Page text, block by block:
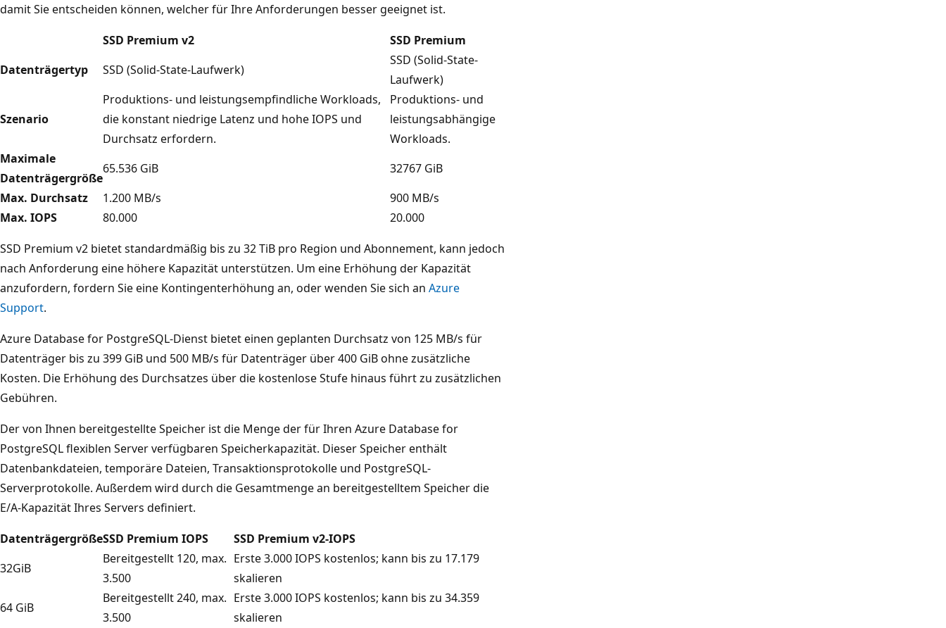
damit Sie entscheiden können, welcher für Ihre Anforderungen besser geeignet ist.
SSD Premium v2
SSD Premium
Datenträgertyp
SSD (Solid-State-Laufwerk)
SSD (Solid-State-
Laufwerk)
Szenario
Produktions- und leistungsempfindliche Workloads,
die konstant niedrige Latenz und hohe IOPS und
Durchsatz erfordern.
Produktions- und
leistungsabhängige
Workloads.
Maximale
Datenträgergröße
65.536 GiB
32767 GiB
Max. Durchsatz
1.200 MB/s
900 MB/s
Max. IOPS
80.000
20.000
SSD Premium v2 bietet standardmäßig bis zu 32 TiB pro Region und Abonnement, kann jedoch
nach Anforderung eine höhere Kapazität unterstützen. Um eine Erhöhung der Kapazität
anzufordern, fordern Sie eine Kontingenterhöhung an, oder wenden Sie sich an Azure
Support.
Azure Database for PostgreSQL-Dienst bietet einen geplanten Durchsatz von 125 MB/s für
Datenträger bis zu 399 GiB und 500 MB/s für Datenträger über 400 GiB ohne zusätzliche
Kosten. Die Erhöhung des Durchsatzes über die kostenlose Stufe hinaus führt zu zusätzlichen
Gebühren.
Der von Ihnen bereitgestellte Speicher ist die Menge der für Ihren Azure Database for
PostgreSQL flexiblen Server verfügbaren Speicherkapazität. Dieser Speicher enthält
Datenbankdateien, temporäre Dateien, Transaktionsprotokolle und PostgreSQL-
Serverprotokolle. Außerdem wird durch die Gesamtmenge an bereitgestelltem Speicher die
E/A-Kapazität Ihres Servers definiert.
DatenträgergrößeSSD Premium IOPS
SSD Premium v2-IOPS
32GiB
Bereitgestellt 120, max.
3.500
Erste 3.000 IOPS kostenlos; kann bis zu 17.179
skalieren
64 GiB
Bereitgestellt 240, max.
3.500
Erste 3.000 IOPS kostenlos; kann bis zu 34.359
skalieren